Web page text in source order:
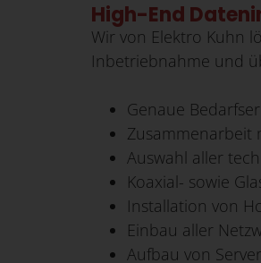
High-End
Wir von Elektro Kuhn
Inbetriebnahme und
Genaue
Zusammenarbeit
Auswahl aller
Koaxial- sowie
Installation von
Einbau aller
Aufbau von